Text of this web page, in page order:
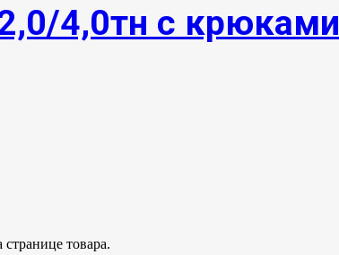
4,0тн с крюками
товара.